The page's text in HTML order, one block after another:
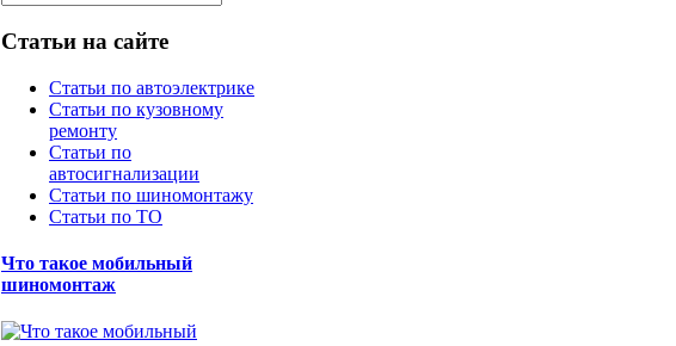
Статьи на сайте
Статьи по автоэлектрике
Статьи по кузовному
ремонту
Статьи по
автосигнализации
Статьи по шиномонтажу
Статьи по ТО
Что такое мобильный
шиномонтаж